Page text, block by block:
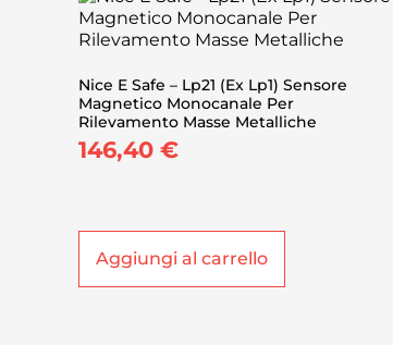
Nice E Safe – Lp21 (Ex Lp1) Sensore
Magnetico Monocanale Per
Rilevamento Masse Metalliche
146,40 €
Aggiungi al carrello